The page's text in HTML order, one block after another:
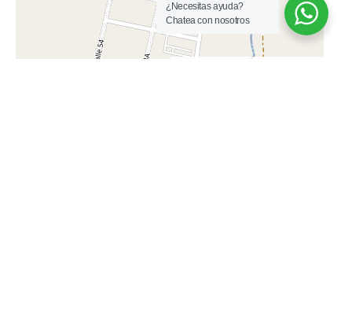
¿Necesitas ayuda?
Chatea con nosotros